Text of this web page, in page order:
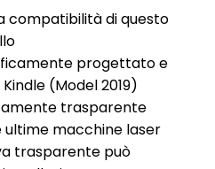
compatibilità di questo
progettato e
(Model 2019)
trasparente
macchine laser
trasparente può